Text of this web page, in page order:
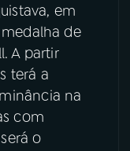
em
de
A partir
terá a
na
com
o